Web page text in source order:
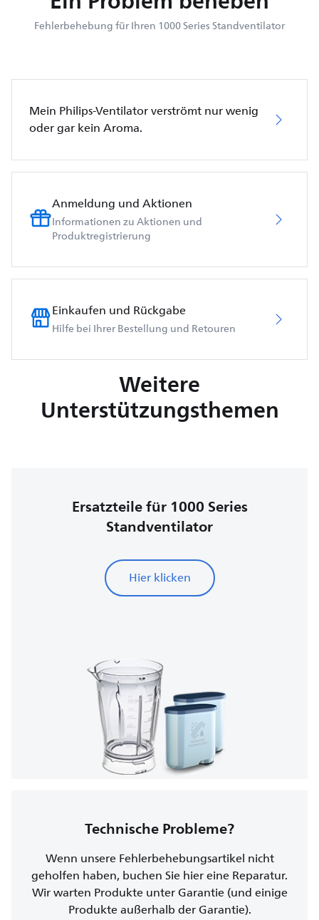
Fehlerbehebung für Ihren 1000 Series Standventilator
Mein Philips-Ventilator verströmt nur wenig
oder gar kein Aroma.
Anmeldung und Aktionen
Informationen zu Aktionen und
Produktregistrierung
Einkaufen und Rückgabe
Hilfe bei Ihrer Bestellung und Retouren
Weitere
Unterstützungsthemen
Ersatzteile für 1000 Series
Standventilator
Hier klicken
Technische Probleme?
Wenn unsere Fehlerbehebungsartikel nicht
geholfen haben, buchen Sie hier eine Reparatur.
Wir warten Produkte unter Garantie (und einige
Produkte außerhalb der Garantie).